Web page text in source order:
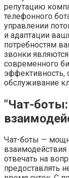
репутацию
телефонного
управлении
и адаптации
потребностям
звонки
современного
эффективность,
обслуживание
"Чат-
Чат-боты —
отвечать на
предоставлять